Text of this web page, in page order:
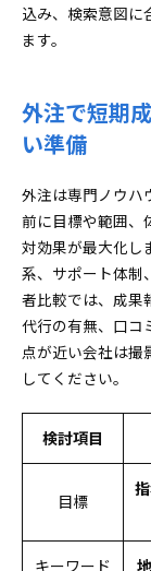
込み、検索意図に
ます。
外注で短期
い準備
外注は専門ノウハ
前に目標や範囲、
対効果が最大化し
系、サポート体制
者比較では、成果
代行の有無、口コ
点が近い会社は撮
してください。
検討項目
目標
キーワード